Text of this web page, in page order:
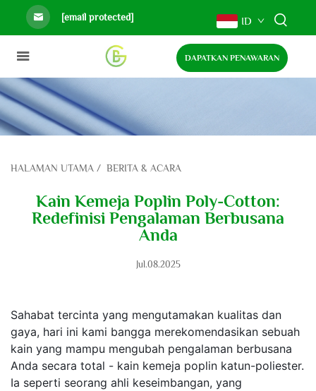
[email protected] ID
DAPATKAN PENAWARAN
HALAMAN UTAMA / BERITA & ACARA
Kain Kemeja Poplin Poly-Cotton:
Redefinisi Pengalaman Berbusana
Anda
Jul.08.2025
Sahabat tercinta yang mengutamakan kualitas dan
gaya, hari ini kami bangga merekomendasikan sebuah
kain yang mampu mengubah pengalaman berbusana
Anda secara total - kain kemeja poplin katun-poliester.
Ia seperti seorang ahli keseimbangan, yang